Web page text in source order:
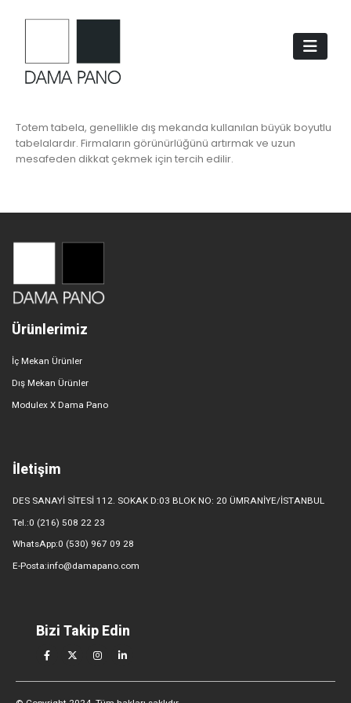
Totem tabela, genellikle dış mekanda kullanılan büyük boyutlu
tabelalardır. Firmaların görünürlüğünü artırmak ve uzun
mesafeden dikkat çekmek için tercih edilir.
Ürünlerimiz
İç Mekan Ürünler
Dış Mekan Ürünler
Modulex X Dama Pano
İletişim
DES SANAYİ SİTESİ 112. SOKAK D:03 BLOK NO: 20 ÜMRANİYE/İSTANBUL
Tel.:0 (216) 508 22 23
WhatsApp:0 (530) 967 09 28
E-Posta:info@damapano.com
Bizi Takip Edin